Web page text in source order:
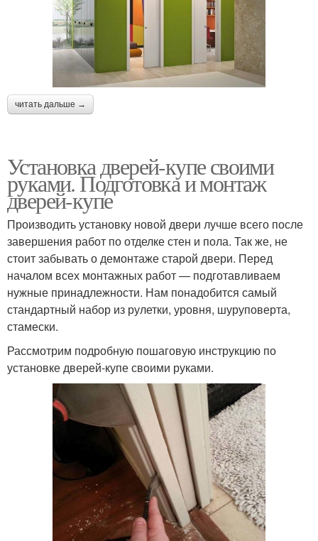
читать дальше →
Установка дверей-купе своими
руками. Подготовка и монтаж
дверей-купе
Производить установку новой двери лучше всего после
завершения работ по отделке стен и пола. Так же, не
стоит забывать о демонтаже старой двери. Перед
началом всех монтажных работ — подготавливаем
нужные принадлежности. Нам понадобится самый
стандартный набор из рулетки, уровня, шуруповерта,
стамески.
Рассмотрим подробную пошаговую инструкцию по
установке дверей-купе своими руками.